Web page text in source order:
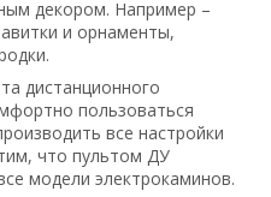
декором. Например –
и орнаменты,
дистанционного
пользоваться
все настройки
что пультом ДУ
модели электрокаминов.